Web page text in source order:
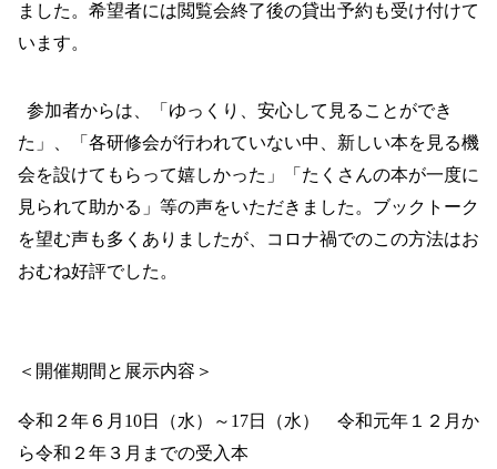
ました。希望者には閲覧会終了後の貸出予約も受け付けて
います。
参加者からは、「ゆっくり、安心して見ることができ
た」、「各研修会が行われていない中、新しい本を見る機
会を設けてもらって嬉しかった」「たくさんの本が一度に
見られて助かる」等の声をいただきました。ブックトーク
を望む声も多くありましたが、コロナ禍でのこの方法はお
おむね好評でした。
＜開催期間と展示内容＞
令和２年６月10日（水）～17日（水） 令和元年１２月か
ら令和２年３月までの受入本